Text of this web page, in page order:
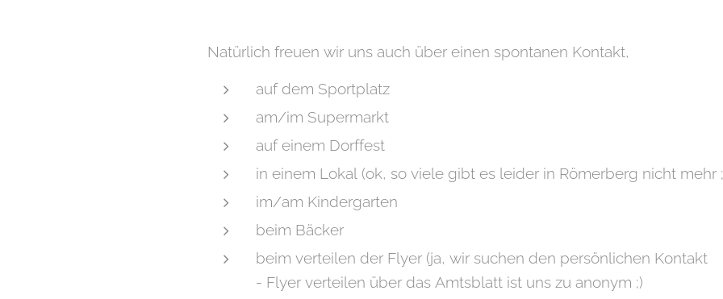
Natürlich freuen wir uns auch über einen spontanen Kontakt,
auf dem Sportplatz
am/im Supermarkt
auf einem Dorffest
in einem Lokal (ok, so viele gibt es leider in Römerberg nicht mehr
im/am Kindergarten
beim Bäcker
beim verteilen der Flyer (ja, wir suchen den persönlichen Kontakt
- Flyer verteilen über das Amtsblatt ist uns zu anonym ;)